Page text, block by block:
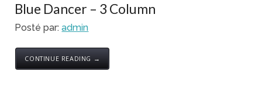
Blue Dancer – 3 Column
Posté par: admin
CONTINUE READING →